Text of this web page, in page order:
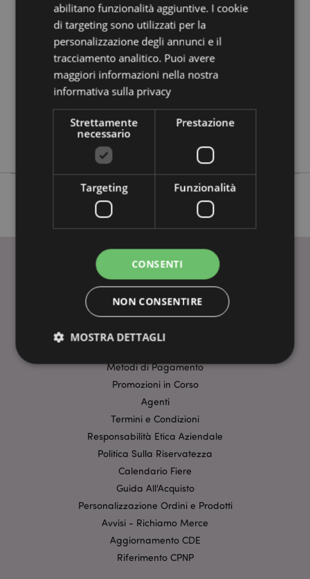
Dettagli del Prodotto
Informazioni
Aggiuntive
Altezza 6cm Lunghezza 6cm Larghezza 5.5cm
5055071669170
120
0.142000
No
No
INFORMAZIONI
Dati Del Prodotto
FAQ-Domande Frequenti
Metodi di Pagamento
Promozioni in Corso
Agenti
Termini e Condizioni
Responsabilità Etica Aziendale
Politica Sulla Riservatezza
Calendario Fiere
Guida All'Acquisto
Personalizzazione Ordini e Prodotti
Avvisi - Richiamo Merce
Aggiornamento CDE
Riferimento CPNP
abilitano funzionalità aggiuntive. I cookie
di targeting sono utilizzati per la
personalizzazione degli annunci e il
tracciamento analitico. Puoi avere
maggiori informazioni nella nostra
informativa sulla privacy
Strettamente
necessario
Prestazione
Targeting Funzionalità
CONSENTI
NON CONSENTIRE
MOSTRA DETTAGLI
I cookie strettamente necessari consentono le
funzionalità di base del sito web come accesso alla
propria area riservata e gestione dell'account. Il sito
internet non può essere utilizzato correttamente
Nome
Provider